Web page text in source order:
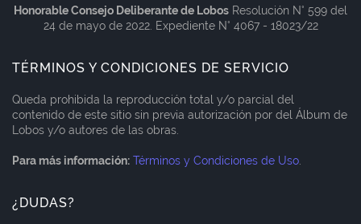
Honorable Consejo Deliberante de Lobos Resolución N° 599 del
24 de mayo de 2022. Expediente N° 4067 - 18023/22
TÉRMINOS Y CONDICIONES DE SERVICIO
Queda prohibida la reproducción total y/o parcial del
contenido de este sitio sin previa autorización por del Álbum de
Lobos y/o autores de las obras.
Para más información: Términos y Condiciones de Uso.
¿DUDAS?